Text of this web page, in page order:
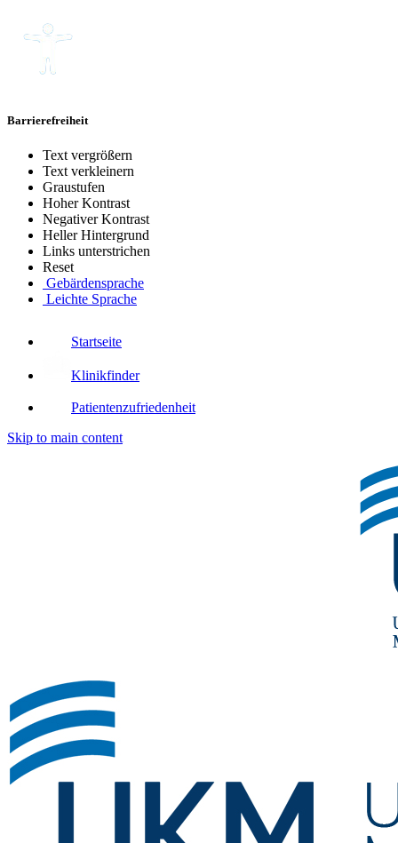
Barrierefreiheit
Text vergrößern
Text verkleinern
Graustufen
Hoher Kontrast
Negativer Kontrast
Heller Hintergrund
Links unterstrichen
Reset
Gebärdensprache
Leichte Sprache
Startseite
Klinikfinder
Patientenzufriedenheit
Skip to main content